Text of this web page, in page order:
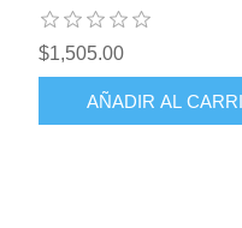
$1,505.00
AÑADIR AL